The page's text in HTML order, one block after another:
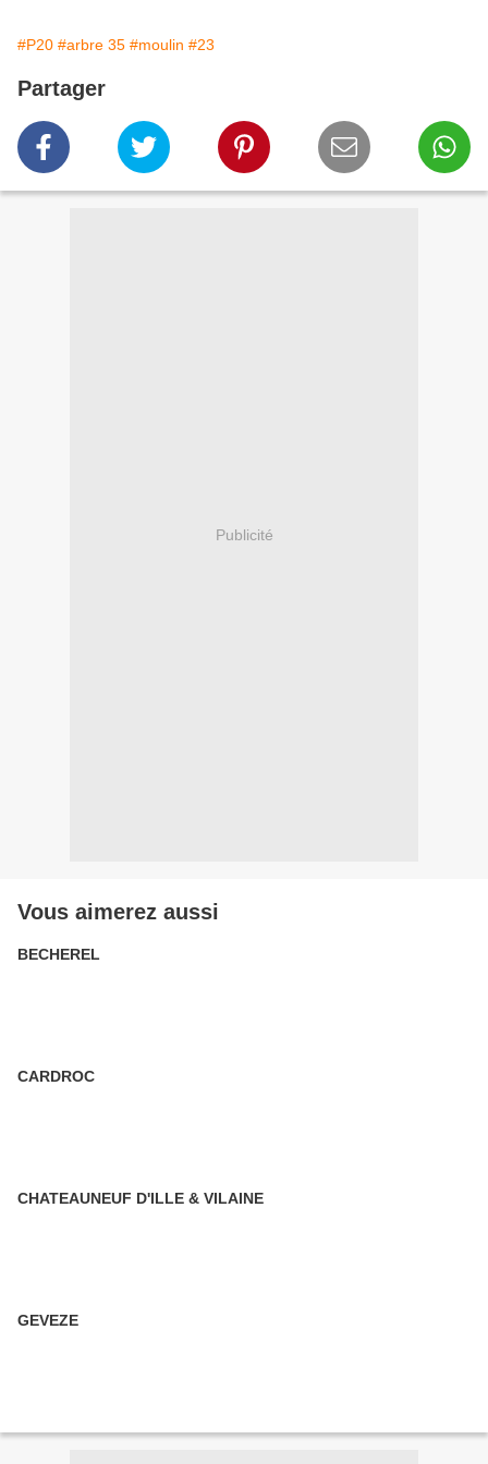
#P20 #arbre 35 #moulin #23
Partager
Publicité
Vous aimerez aussi
BECHEREL
CARDROC
CHATEAUNEUF D'ILLE & VILAINE
GEVEZE